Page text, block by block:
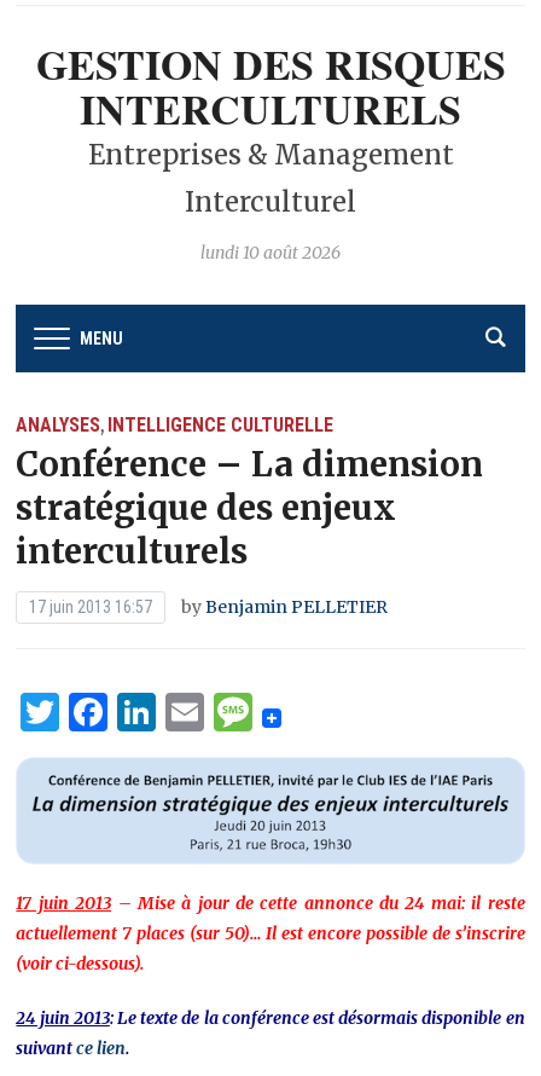
GESTION DES RISQUES
INTERCULTURELS
Entreprises & Management
Interculturel
lundi 10 août 2026
MENU
ANALYSES, INTELLIGENCE CULTURELLE
Conférence – La dimension
stratégique des enjeux
interculturels
17 juin 2013 16:57 byBenjamin PELLETIER
Twitter
Facebook
LinkedIn
EmailMessage
17 juin 2013 – Mise à jour de cette annonce du 24 mai: il reste
actuellement 7 places (sur 50)… Il est encore possible de s’inscrire
(voir ci-dessous).
24 juin 2013: Le texte de la conférence est désormais disponible en
suivantce lien.